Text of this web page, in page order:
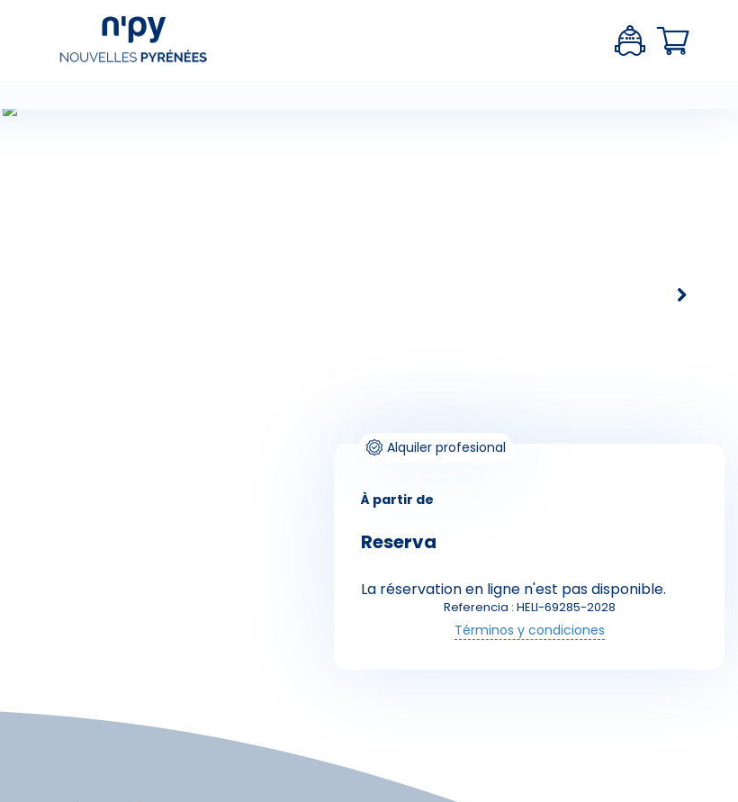
Choisissez
Skieurs
Alquiler profesional
À partir de
Reserva
La réservation en ligne n'est pas disponible.
Referencia : HELI-69285-2028
Términos y condiciones